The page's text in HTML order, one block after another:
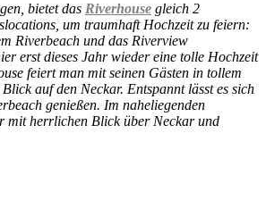
bietet das Riverhouse gleich 2
um traumhaft Hochzeit zu feiern:
Riverbeach und das Riverview
erst dieses Jahr wieder eine tolle Hochzeit
feiert man mit seinen Gästen in tollem
auf den Neckar. Entspannt lässt es sich
genießen. Im naheliegenden
mit herrlichen Blick über Neckar und